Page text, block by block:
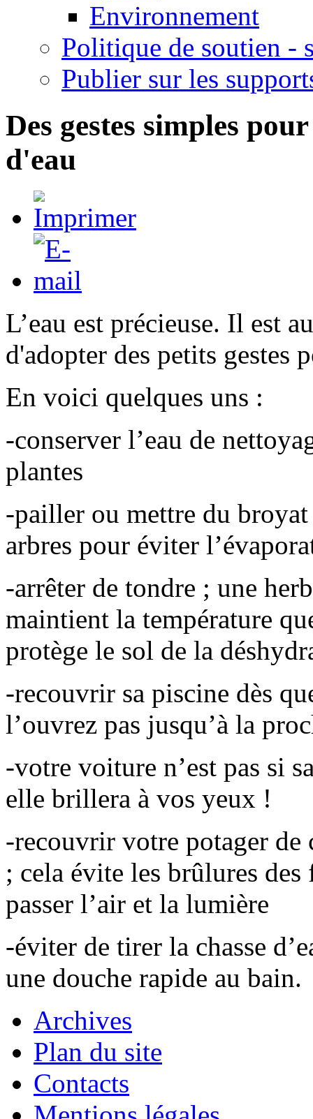
Environnement
Politique de soutien -
Publier sur les
Des gestes simples
d'eau
L’eau est précieuse. Il est
d'adopter des petits gestes
En voici quelques uns :
-conserver l’eau de
plantes
-pailler ou mettre du
arbres pour éviter
-arrêter de tondre ; une
maintient la température
protège le sol de la
-recouvrir sa piscine dès
l’ouvrez pas jusqu’à la
-votre voiture n’est pas si
elle brillera à vos yeux !
-recouvrir votre potager de
; cela évite les brûlures
passer l’air et la lumière
-éviter de tirer la chasse
une douche rapide au bain.
Archives
Plan du site
Contacts